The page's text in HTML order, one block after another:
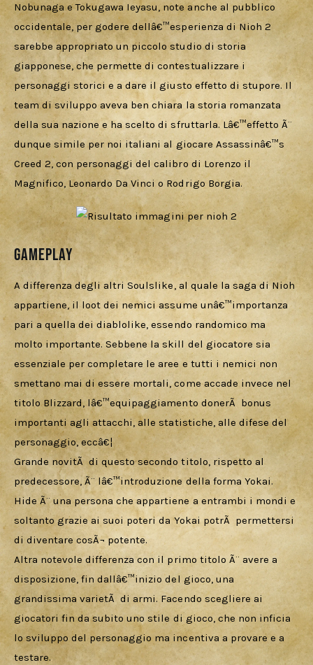
Nobunaga e Tokugawa Ieyasu, note anche al pubblico
occidentale, per godere dellâ€™esperienza di Nioh 2
sarebbe appropriato un piccolo studio di storia
giapponese, che permette di contestualizzare i
personaggi storici e a dare il giusto effetto di stupore. Il
team di sviluppo aveva ben chiara la storia romanzata
della sua nazione e ha scelto di sfruttarla. Lâ€™effetto Ã¨
dunque simile per noi italiani al giocare Assassinâ€™s
Creed 2, con personaggi del calibro di Lorenzo il
Magnifico, Leonardo Da Vinci o Rodrigo Borgia.
Gameplay
A differenza degli altri Soulslike, al quale la saga di Nioh
appartiene, il loot dei nemici assume unâ€™importanza
pari a quella dei diablolike, essendo randomico ma
molto importante. Sebbene la skill del giocatore sia
essenziale per completare le aree e tutti i nemici non
smettano mai di essere mortali, come accade invece nel
titolo Blizzard, lâ€™equipaggiamento donerÃ  bonus
importanti agli attacchi, alle statistiche, alle difese del
personaggio, eccâ€¦
Grande novitÃ  di questo secondo titolo, rispetto al
predecessore, Ã¨ lâ€™introduzione della forma Yokai.
Hide Ã¨ una persona che appartiene a entrambi i mondi e
soltanto grazie ai suoi poteri da Yokai potrÃ  permettersi
di diventare cosÃ¬ potente.
Altra notevole differenza con il primo titolo Ã¨ avere a
disposizione, fin dallâ€™inizio del gioco, una
grandissima varietÃ  di armi. Facendo scegliere ai
giocatori fin da subito uno stile di gioco, che non inficia
lo sviluppo del personaggio ma incentiva a provare e a
testare.